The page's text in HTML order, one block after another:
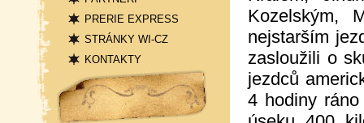
PRERIE EXPRESS
STRÁNKY WI-CZ
KONTAKTY
Přihlášení
Kozelským,
nejstarším
zasloužili o
jezdců
4 hodiny